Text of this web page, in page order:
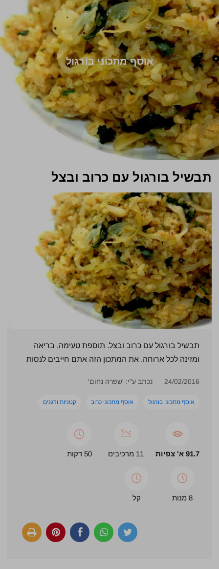
אוסף מתכוני בורגול
תבשיל בורגול עם כרוב ובצל
תבשיל בורגול עם כרוב ובצל. תוספת טעימה, בריאה
ומזינה לכל ארוחה. את המתכון הזה אתם חייבים לנסות
24/02/2016 נכתב ע"י: 'שפרה נחום'
אוסף מתכוני בורגול אוסף מתכוני כרוב קטניות ודגנים
91.7 א' צפיות 11 מרכיבים 50 דקות
8 מנות קל